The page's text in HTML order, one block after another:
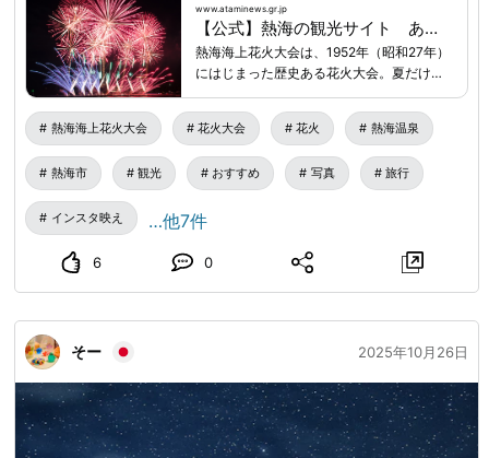
／20:20～20:40 （7月8月のみ20:15～20:40） 会場／熱海
湾 ※雨天決行 ※上記日程・時間は2025年10/27現在の情報で
す。 下記ページで必ず最新情報をご確認ください。
URL_MASK_0_END
www.ataminews.gr.jp
【公式】熱海の観光サイト あたみニュース
熱海海上花火大会は、1952年（昭和27年）
にはじまった歴史ある花火大会。夏だけで
はなく年間を通して10回以上も開催されて
いる熱海名物です。会場である熱海湾は三
面を山に囲まれた「すり鉢」状の地形のた
め、海で上げる花火の音が反響し、大きな
スタジアムのような音響効果があります。
す！夜空に広がる花火や、水面に映る花
イアガラ」の美しさは、瞬きを忘れるほ
り、打上げ場所付近は安全上の理由から立
入禁止となります。ご協力の程よろしくお
願いいたします。→立入禁止区域（PDF）※
船舶関係者の皆様へ（保安距離・定置網等
花火打上げ時の注意図）※花火終了後、熱
海駅は大変混雑します。混雑緩和のため下
記のご協力をお願いします。・事前に帰り
熱海海上花火大会 花火大会 花火 熱海温泉
熱海市 観光 おすすめ 写真 旅行
インスタ映え …他7件
6 0
そー 2025年10月26日